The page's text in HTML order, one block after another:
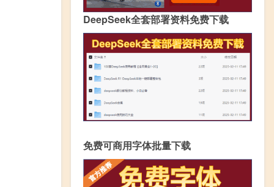
DeepSeek全套部署资料免费下载
免费可商用字体批量下载